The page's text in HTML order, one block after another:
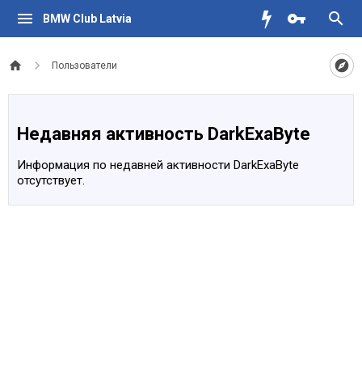
BMW Club Latvia
Пользователи
Недавняя активность DarkExaByte
Информация по недавней активности DarkExaByte
отсутствует.